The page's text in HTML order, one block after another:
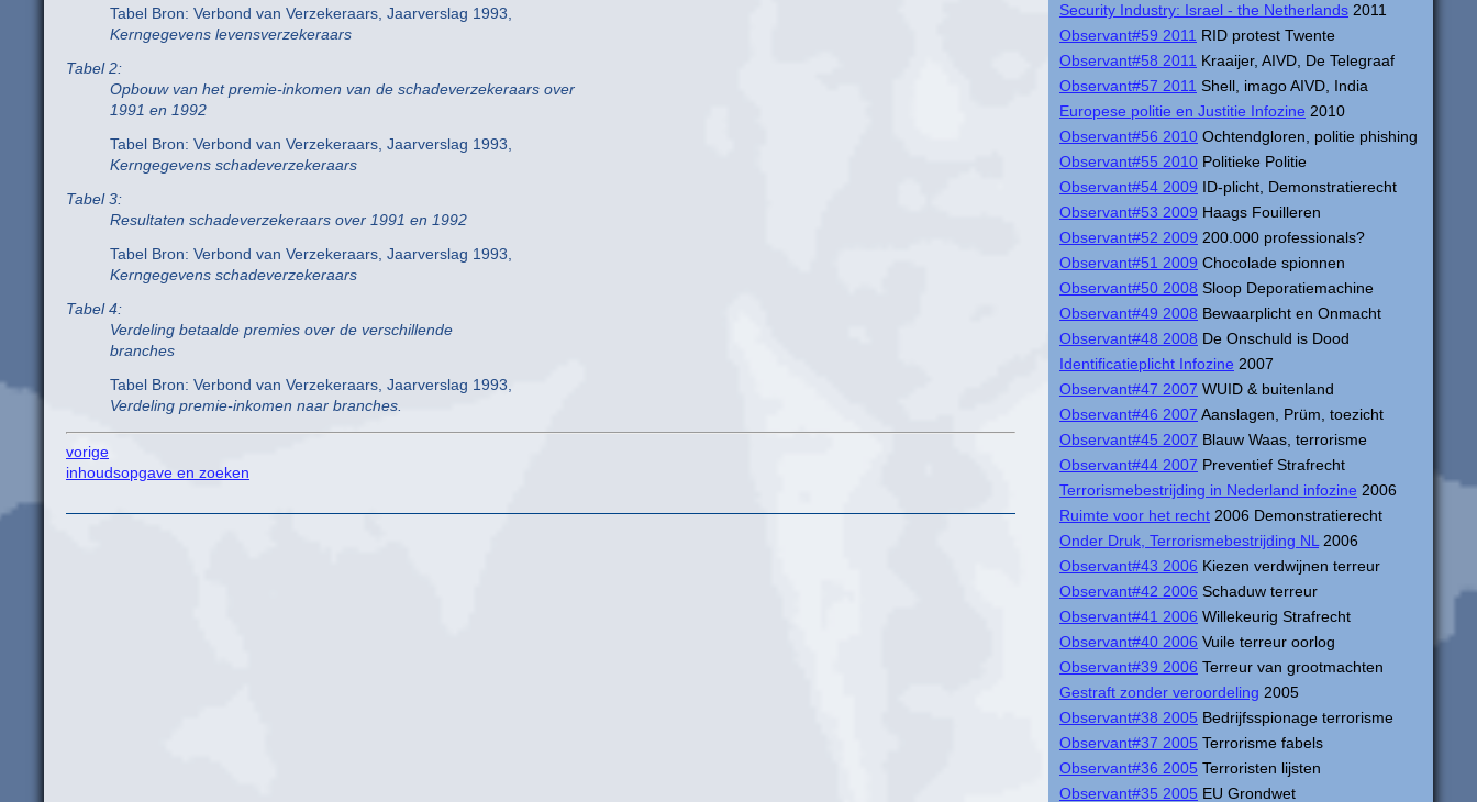
Security Industry: Israel - the Netherlands 2011
Observant#59 2011 RID protest Twente
Observant#58 2011 Kraaijer, AIVD, De Telegraaf
Observant#57 2011 Shell, imago AIVD, India
Europese politie en Justitie Infozine 2010
Observant#56 2010 Ochtendgloren, politie phishing
Observant#55 2010 Politieke Politie
Observant#54 2009 ID-plicht, Demonstratierecht
Observant#53 2009 Haags Fouilleren
Observant#52 2009 200.000 professionals?
Observant#51 2009 Chocolade spionnen
Observant#50 2008 Sloop Deporatiemachine
Observant#49 2008 Bewaarplicht en Onmacht
Observant#48 2008 De Onschuld is Dood
Identificatieplicht Infozine 2007
Observant#47 2007 WUID & buitenland
Observant#46 2007 Aanslagen, Prüm, toezicht
Observant#45 2007 Blauw Waas, terrorisme
Observant#44 2007 Preventief Strafrecht
Terrorismebestrijding in Nederland infozine 2006
Ruimte voor het recht 2006 Demonstratierecht
Onder Druk, Terrorismebestrijding NL 2006
Observant#43 2006 Kiezen verdwijnen terreur
Observant#42 2006 Schaduw terreur
Observant#41 2006 Willekeurig Strafrecht
Observant#40 2006 Vuile terreur oorlog
Observant#39 2006 Terreur van grootmachten
Gestraft zonder veroordeling 2005
Observant#38 2005 Bedrijfsspionage terrorisme
Observant#37 2005 Terrorisme fabels
Observant#36 2005 Terroristen lijsten
Observant#35 2005 EU Grondwet
Tabel Bron: Verbond van Verzekeraars, Jaarverslag 1993,
Kerngegevens levensverzekeraars
Tabel 2:
Opbouw van het premie-inkomen van de schadeverzekeraars over
1991 en 1992
Tabel Bron: Verbond van Verzekeraars, Jaarverslag 1993,
Kerngegevens schadeverzekeraars
Tabel 3:
Resultaten schadeverzekeraars over 1991 en 1992
Tabel Bron: Verbond van Verzekeraars, Jaarverslag 1993,
Kerngegevens schadeverzekeraars
Tabel 4:
Verdeling betaalde premies over de verschillende
branches
Tabel Bron: Verbond van Verzekeraars, Jaarverslag 1993,
Verdeling premie-inkomen naar branches.
vorige
inhoudsopgave en zoeken